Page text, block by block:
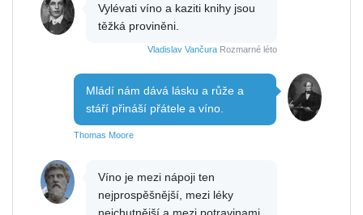
Vylévati víno a kaziti knihy jsou
těžká proviněni.
Vladislav Vančura Rozmarné léto
Mládí nám dává lásku a růže a
stáří přináší přátele a víno.
Thomas Moore
Víno je mezi nápoji ten
nejprospěšnější, mezi léky